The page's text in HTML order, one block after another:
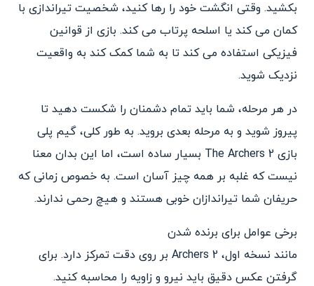
بکشید. وقتی انگشت خود را رها کنید، شخصیت تیراندازی با
کمان می کند یا اسلحه پرتاب می کند. بازی از قوانین
فیزیکی استفاده می کند تا به شما کمک کند به واقعیت
نزدیک شوید.
در هر مرحله، شما باید تمام دشمنان را شکست دهید تا
پیروز شوید و به مرحله بعدی بروید. به طور کلی، گیم پلی
بازی The Archers 2 بسیار ساده است، اما این بدان معنا
نیست که غلبه بر همه چیز آسان است. به خصوص زمانی که
حریفان شما تیراندازان خوبی هستند و هیچ رحمی ندارند.
برخی عوامل برای برنده شدن
مانند نسخه اول، Archers 2 بر روی دقت تمرکز دارد. برای
گرفتن عکس دقیق باید نیرو و زاویه را محاسبه کنید.